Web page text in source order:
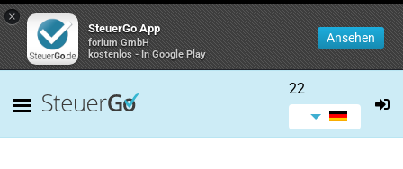
×
SteuerGo App
forium GmbH
kostenlos - In Google Play
Ansehen
22